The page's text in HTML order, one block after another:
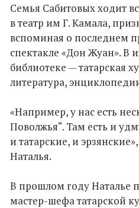
Семья Сабитовых ходит
в театр им Г. Камала,
вспоминая о последнем
спектакле «Дон Жуан». В
библиотеке — татарская
литература,
«Например, у нас есть
Поволжья“. Там есть и
и татарские, и
Наталья.
В прошлом году Наталье
мастер-шефа татарской